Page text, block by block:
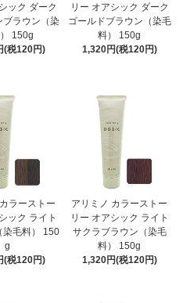
ック ダーク
ブラウン（染
150g
(税120円)
リー オアシック ダーク
ゴールドブラウン（染毛
料） 150g
1,320円(税120円)
ラーストー
ック ライト
染毛料） 150
g
(税120円)
アリミノ カラーストー
リー オアシック ライト
サクラブラウン（染毛
料） 150g
1,320円(税120円)